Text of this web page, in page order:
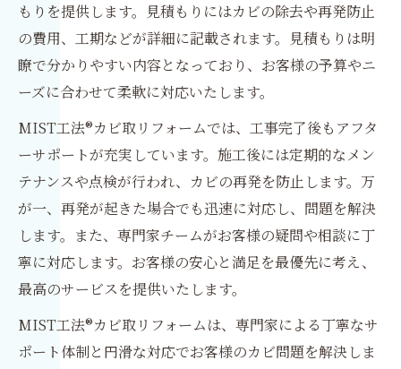
もりを提供します。見積もりにはカビの除去や再発防止
の費用、工期などが詳細に記載されます。見積もりは明
瞭で分かりやすい内容となっており、お客様の予算やニ
ーズに合わせて柔軟に対応いたします。
MIST工法®カビ取リフォームでは、工事完了後もアフタ
ーサポートが充実しています。施工後には定期的なメン
テナンスや点検が行われ、カビの再発を防止します。万
が一、再発が起きた場合でも迅速に対応し、問題を解決
します。また、専門家チームがお客様の疑問や相談に丁
寧に対応します。お客様の安心と満足を最優先に考え、
最高のサービスを提供いたします。
MIST工法®カビ取リフォームは、専門家による丁寧なサ
ポート体制と円滑な対応でお客様のカビ問題を解決しま